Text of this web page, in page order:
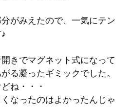
がみえたので、一気にテン
きでマグネット式になって
る凝ったギミックでした。
ね・・・
なったのはよかったんじゃ